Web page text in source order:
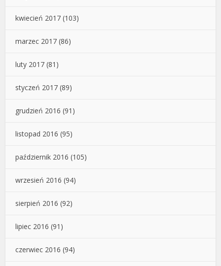
kwiecień 2017 (103)
marzec 2017 (86)
luty 2017 (81)
styczeń 2017 (89)
grudzień 2016 (91)
listopad 2016 (95)
październik 2016 (105)
wrzesień 2016 (94)
sierpień 2016 (92)
lipiec 2016 (91)
czerwiec 2016 (94)